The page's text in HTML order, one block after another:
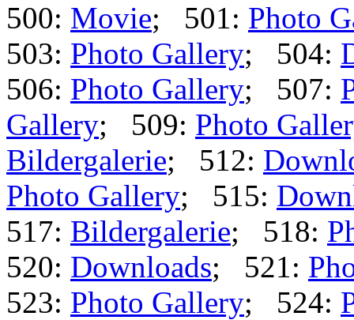
500: Movie; 501: Photo
503: Photo Gallery; 504:
506: Photo Gallery; 507:
Gallery; 509: Photo
Bildergalerie; 512:
Photo Gallery; 515:
517: Bildergalerie; 518:
520: Downloads; 521:
523: Photo Gallery; 524: